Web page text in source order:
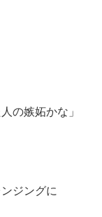
の嫉妬かな」
ジングに